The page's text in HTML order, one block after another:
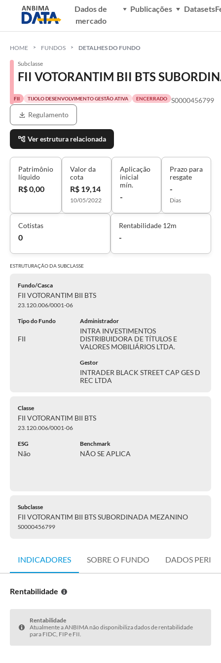
Dados de
mercado
Publicações Datasets
HOME FUNDOS DETALHES DO FUNDO
Subclasse
FII VOTORANTIM BII BTS
FII TIJOLO DESENVOLVIMENTO GESTÃO ATIVA ENCERRADO
S0000456799
Regulamento
Ver estrutura relacionada
Patrimônio
líquido
R$ 0,00
Valor da
cota
R$ 19,14
10/05/2022
Aplicação
inicial
mín.
-
Prazo para
resgate
-
Dias
Cotistas
0
Rentabilidade 12m
-
ESTRUTURAÇÃO DASUBCLASSE
Fundo/Casca
FII VOTORANTIM BII BTS
23.120.006/0001-06
Tipo do Fundo
FII
Administrador
INTRA INVESTIMENTOS
DISTRIBUIDORA DE TÍTULOS E
VALORES MOBILIÁRIOS LTDA.
Gestor
INTRADER BLACK STREET CAP GES D
REC LTDA
Classe
FII VOTORANTIM BII BTS
23.120.006/0001-06
ESG
Não
Benchmark
NÃO SE APLICA
Subclasse
FII VOTORANTIM BII BTS SUBORDINADA MEZANINO
S0000456799
INDICADORES SOBRE O FUNDO DADOS
Rentabilidade
Rentabilidade
Atualmente a ANBIMA não disponibiliza dados de rentabilidade
para FIDC, FIP e FII.